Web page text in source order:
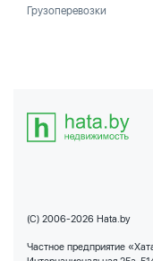
Грузоперевозки
(C) 2006-2026 Hata.by
Частное предприятие